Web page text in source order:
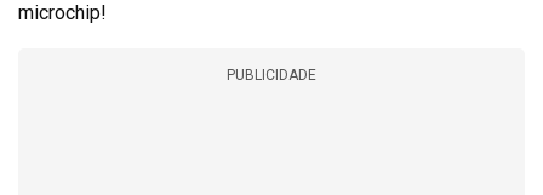
microchip!
PUBLICIDADE